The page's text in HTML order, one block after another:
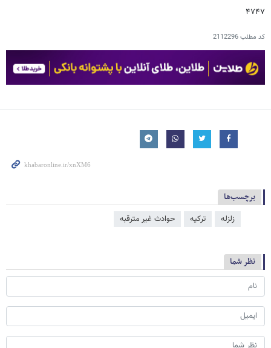
۴۷۴۷
کد مطلب2112296
برچسب‌ها
زلزله ترکیه حوادث غیر مترقبه
نظر شما